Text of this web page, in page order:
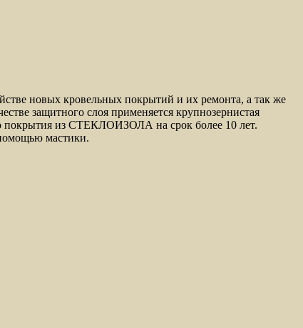
новых кровельных покрытий и их ремонта, а так же
защитного слоя применяется крупнозернистая
покрытия из СТЕКЛОИЗОЛА на срок более 10 лет.
мастики.